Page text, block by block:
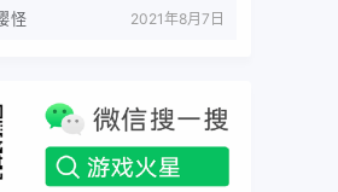
怪 2021年8月7日